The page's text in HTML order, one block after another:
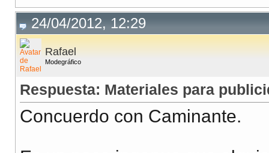
24/04/2012, 12:29
Rafael
Modegráfico
Respuesta: Materiales para
Concuerdo con Caminante.